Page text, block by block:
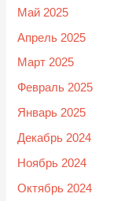
Май 2025
Апрель 2025
Март 2025
Февраль 2025
Январь 2025
Декабрь 2024
Ноябрь 2024
Октябрь 2024